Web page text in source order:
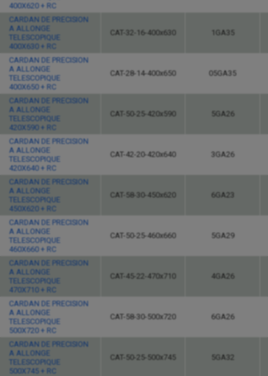
400X620 + RC
CARDAN DE PRECISION
A ALLONGE
TELESCOPIQUE
400X630 + RC
CAT-32-16-400x630 1GA35
CARDAN DE PRECISION
A ALLONGE
TELESCOPIQUE
400X650 + RC
CAT-28-14-400x650 05GA35
CARDAN DE PRECISION
A ALLONGE
TELESCOPIQUE
420X590 + RC
CAT-50-25-420x590 5GA26
CARDAN DE PRECISION
A ALLONGE
TELESCOPIQUE
420X640 + RC
CAT-42-20-420x640 3GA26
CARDAN DE PRECISION
A ALLONGE
TELESCOPIQUE
450X620 + RC
CAT-58-30-450x620 6GA23
CARDAN DE PRECISION
A ALLONGE
TELESCOPIQUE
460X660 + RC
CAT-50-25-460x660 5GA29
CARDAN DE PRECISION
A ALLONGE
TELESCOPIQUE
470X710 + RC
CAT-45-22-470x710 4GA26
CARDAN DE PRECISION
A ALLONGE
TELESCOPIQUE
500X720 + RC
CAT-58-30-500x720 6GA26
CARDAN DE PRECISION
A ALLONGE
TELESCOPIQUE
500X745 + RC
CAT-50-25-500x745 5GA32